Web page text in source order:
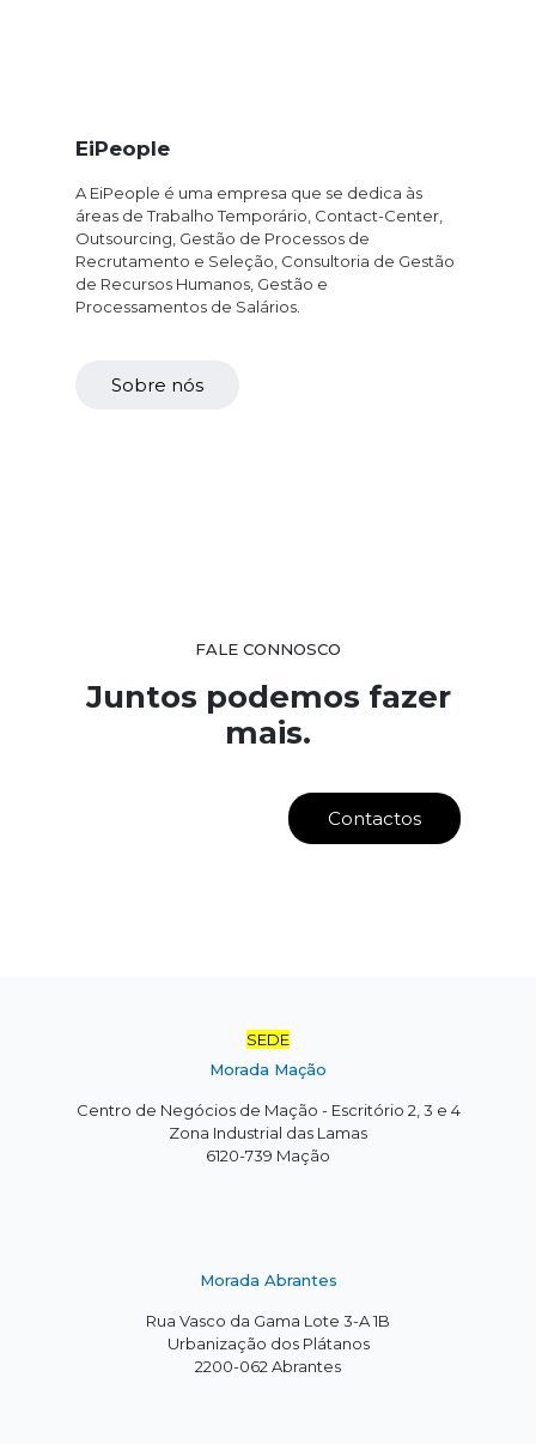
EiPeople
A EiPeople é uma empresa que se dedica às
áreas de Trabalho Temporário, Contact-Center,
Outsourcing, Gestão de Processos de
Recrutamento e Seleção, Consultoria de Gestão
de Recursos Humanos, Gestão e
Processamentos de Salários.
Sobre nós
FALE CONNOSCO
Juntos podemos fazer
mais.
Contactos
SEDE
Morada Mação
Centro de Negócios de Mação - Escritório 2, 3 e 4
Zona Industrial das Lamas
6120-739 Mação
Morada Abrantes
Rua Vasco da Gama Lote 3-A 1B
Urbanização dos Plátanos
2200-062 Abrantes